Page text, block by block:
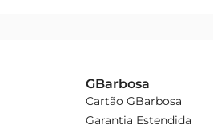
GBarbosa
Cartão GBarbosa
Garantia Estendida